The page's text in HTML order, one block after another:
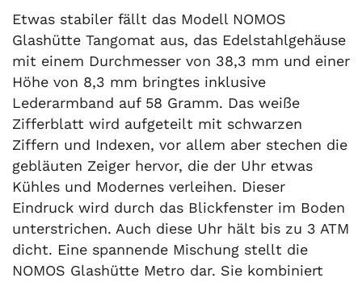
Etwas stabiler fällt das Modell NOMOS
Glashütte Tangomat aus, das Edelstahlgehäuse
mit einem Durchmesser von 38,3 mm und einer
Höhe von 8,3 mm bringtes inklusive
Lederarmband auf 58 Gramm. Das weiße
Zifferblatt wird aufgeteilt mit schwarzen
Ziffern und Indexen, vor allem aber stechen die
gebläuten Zeiger hervor, die der Uhr etwas
Kühles und Modernes verleihen. Dieser
Eindruck wird durch das Blickfenster im Boden
unterstrichen. Auch diese Uhr hält bis zu 3 ATM
dicht. Eine spannende Mischung stellt die
NOMOS Glashütte Metro dar. Sie kombiniert